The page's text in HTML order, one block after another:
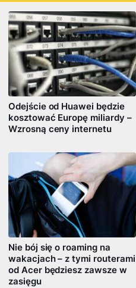
Odejście od Huawei będzie
kosztować Europę miliardy –
Wzrosną ceny internetu
Nie bój się o roaming na
wakacjach – z tymi routerami
od Acer będziesz zawsze w
zasięgu